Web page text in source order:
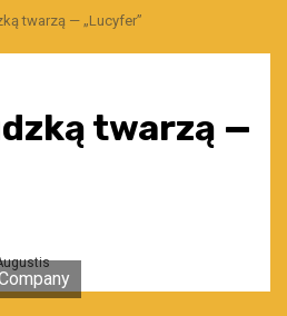
twarzą — „Lucyfer”
twarzą —